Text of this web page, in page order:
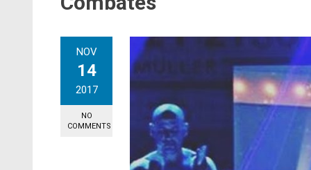
NOV
14
2017
NO
COMMENTS